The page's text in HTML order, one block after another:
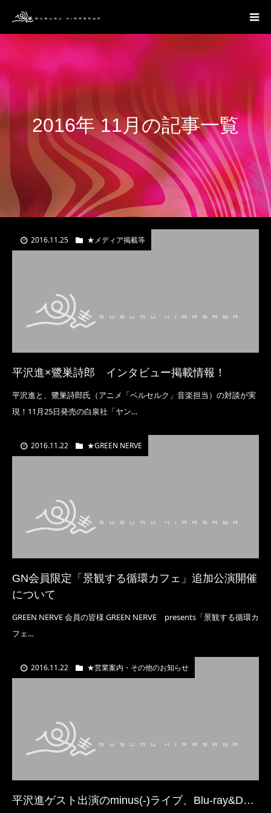
2016年 11月の記事一覧
2016.11.25 ★メディア掲載等
平沢進×鷺巣詩郎 インタビュー掲載情報！
平沢進と、鷺巣詩郎氏（アニメ「ベルセルク」音楽担当）の対談が実
現！11月25日発売の白泉社「ヤン…
2016.11.22 ★GREEN NERVE
GN会員限定「景観する循環カフェ」追加公演開催
について
GREEN NERVE 会員の皆様 GREEN NERVE presents「景観する循環カ
フェ…
2016.11.22 ★営業案内・その他のお知らせ
平沢進ゲスト出演のminus(-)ライブ、Blu-ray&D…